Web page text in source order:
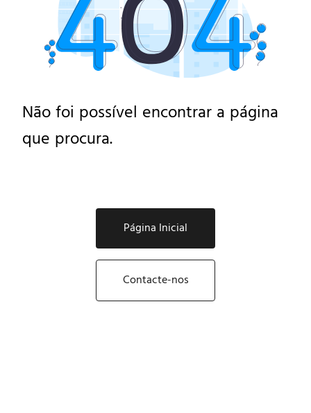
Não foi possível encontrar a página
que procura.
Página Inicial
Contacte-nos